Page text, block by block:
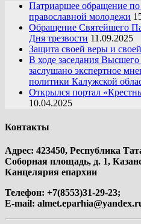
Патриаршее обращение
православной молодежи
Обращение Святейшего
Дня трезвости 11.09.2025
Защита своей веры и
В ходе заседания
заслушано экспертное
политики Калужской
Открылся портал
10.04.2025
Контакты
Адрес: 423450, Республика
Соборная площадь, д. 1,
Канцелярия епархии
Телефон: +7(8553)31-29-23;
E-mail: